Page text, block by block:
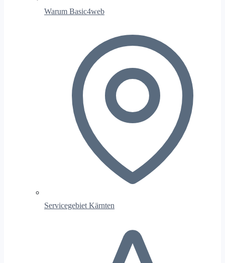
Warum Basic4web
Servicegebiet Kärnten